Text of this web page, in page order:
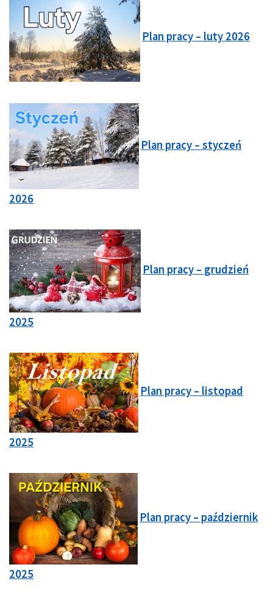
Plan pracy – luty 2026
Plan pracy – styczeń
2026
Plan pracy – grudzień
2025
Plan pracy – listopad
2025
Plan pracy – październik
2025